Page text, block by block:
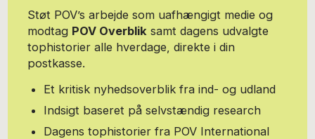
klummeserierne Hverdagsdansk og Udkantsdansk tager Mette
Bærbach Bas pulsen på danskerne, vores overbevisninger og
handlemønstre. Klummerne tilbyder dig en mulighed for at se dig
selv lidt udefra og giver næring til eftertænksomhed - og
forhåbentlig også nysgerrighed.
Støt POV’s arbejde som uafhængigt medie og
modtag POV Overbliksamt dagens udvalgte
tophistorier alle hverdage, direkte i din
postkasse.
Et kritisk nyhedsoverblik fra ind- og udland
Indsigt baseret på selvstændig research
Dagens tophistorier fra POV International